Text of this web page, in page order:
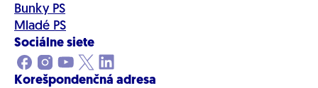
Bunky PS
Mladé PS
Sociálne siete
Korešpondenčná adresa